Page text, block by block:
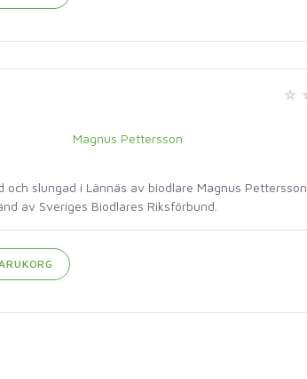
Magnus Pettersson
och slungad i Lännäs av biodlare Magnus Pettersson.
av Sveriges Biodlares Riksförbund.